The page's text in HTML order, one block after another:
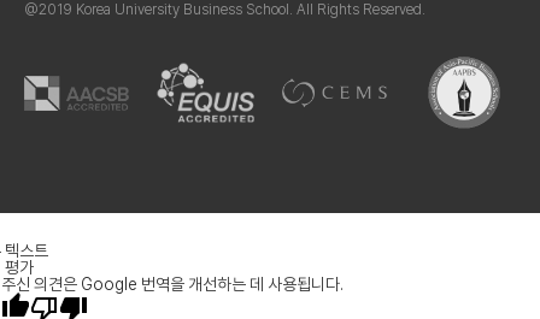
@2019 Korea University Business School. All Rights Reserved.
텍스트
평가
신 의견은 Google 번역을 개선하는 데 사용됩니다.